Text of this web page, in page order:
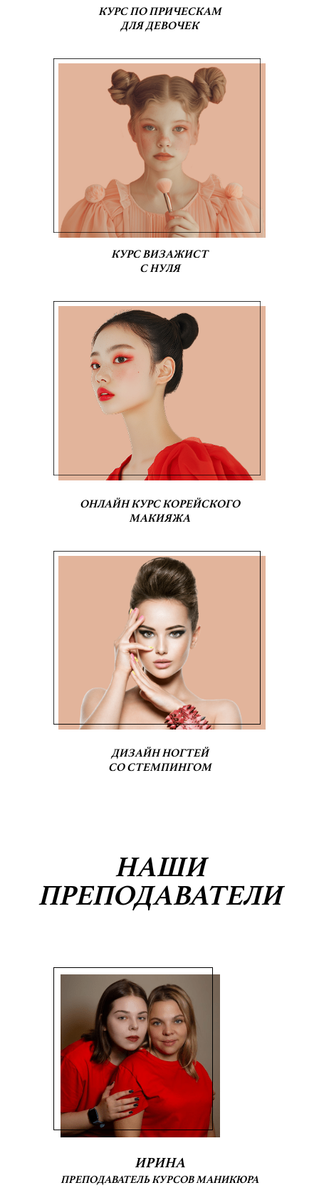
КУРС ПО ПРИЧЕСКАМ
ДЛЯ ДЕВОЧЕК
КУРС ВИЗАЖИСТ
С НУЛЯ
ОНЛАЙН КУРС КОРЕЙСКОГО
МАКИЯЖА
ДИЗАЙН НОГТЕЙ
СО СТЕМПИНГОМ
НАШИ
ПРЕПОДАВАТЕЛИ
ИРИНА
ПРЕПОДАВАТЕЛЬ КУРСОВ МАНИКЮРА